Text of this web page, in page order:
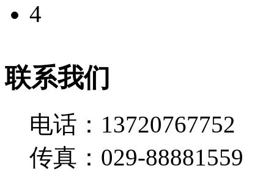
4
联系我们
电话：13720767752
传真：029-88881559